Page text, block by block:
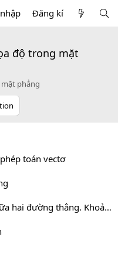
Đăng kí
độ trong mặt
phẳng
toán vectơ
Bài 4. Vị trí tương đối và góc giữa hai đường thẳng. Khoảng cách từ một điểm đến một đường thẳng